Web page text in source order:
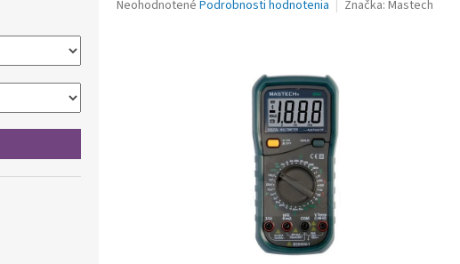
Priemerné
Neohodnotené Podrobnosti hodnotenia Značka: Mastech